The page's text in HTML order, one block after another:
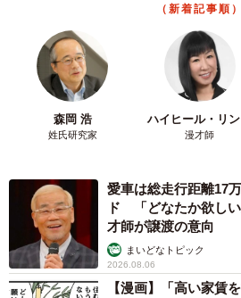
（新着記事順）
森岡 浩
姓氏研究家
ハイヒール・リ
漫才師
愛車は総走行距離17
ド 「どなたか欲し
才師が譲渡の意向
まいどなトピック
2026.08.06
【漫画】「高い家賃